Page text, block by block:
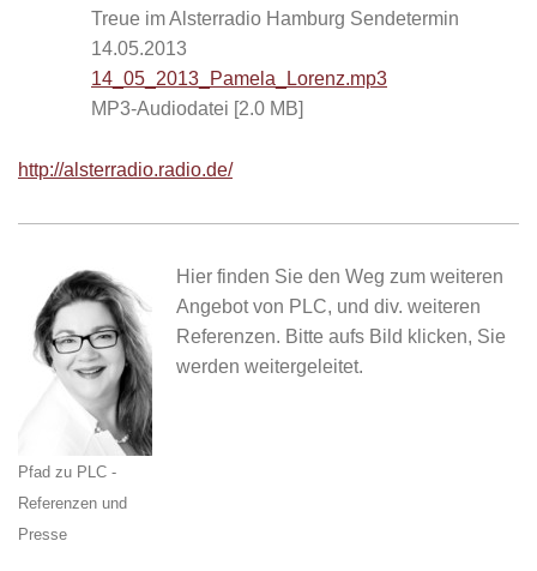
Treue im Alsterradio Hamburg Sendetermin
14.05.2013
14_05_2013_Pamela_Lorenz.mp3
MP3-Audiodatei [2.0 MB]
http://alsterradio.radio.de/
Pfad zu PLC -
Referenzen und
Presse
Hier finden Sie den Weg zum weiteren
Angebot von PLC, und div. weiteren
Referenzen. Bitte aufs Bild klicken, Sie
werden weitergeleitet.